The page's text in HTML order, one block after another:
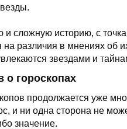
и сложную историю, с
различия в мнениях об
звездами и
о гороскопах
продолжается уже
и ни одна сторона не
значение.